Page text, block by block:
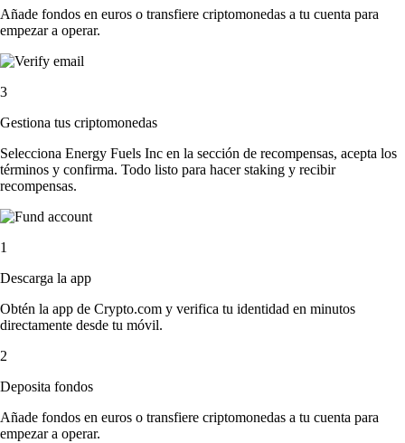
Añade fondos en euros o transfiere criptomonedas a tu cuenta para
empezar a operar.
3
Gestiona tus criptomonedas
Selecciona Energy Fuels Inc en la sección de recompensas, acepta los
términos y confirma. Todo listo para hacer staking y recibir
recompensas.
1
Descarga la app
Obtén la app de Crypto.com y verifica tu identidad en minutos
directamente desde tu móvil.
2
Deposita fondos
Añade fondos en euros o transfiere criptomonedas a tu cuenta para
empezar a operar.